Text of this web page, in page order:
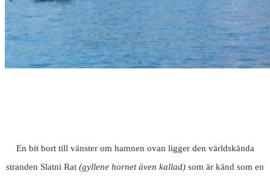
En bit bort till vänster om hamnen ovan ligger den världskända
stranden Slatni Rat (gyllene hornet även kallad) som är känd som en